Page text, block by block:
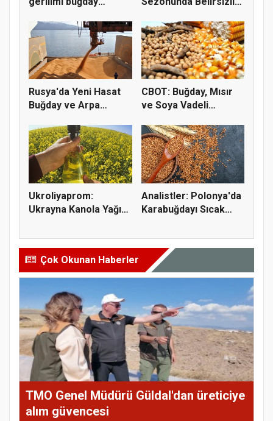
Rusya'da Yeni Hasat
Buğday ve Arpa
CBOT: Buğday, Mısır
ve Soya Vadeli
Ukroliyaprom:
Ukrayna Kanola Yağı
Analistler: Polonya'da
Karabuğdayı Sıcak
Çok Okunan Haberler
TMO Genel Müdürü Güldal'dan üreticiye
alım güvencesi